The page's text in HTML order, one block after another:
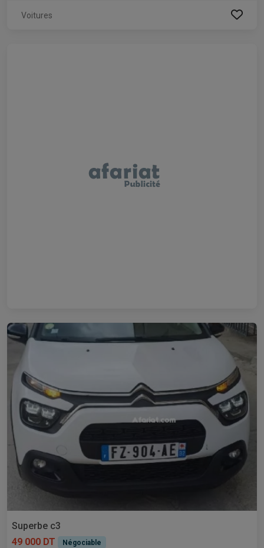
Voitures
Superbe c3
49 000 DT
Négociable